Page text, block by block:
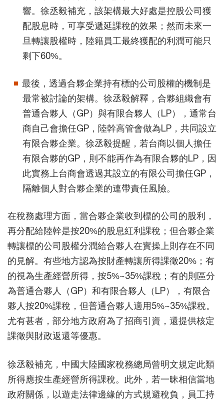
響。徐丞毅補充，該架構最大好處是控股公司獲
配股息時，可享受遞延課稅的效果；然而未來一
旦轉讓股權時，陸籍員工最終獲配的利潤可能只
剩下60%。
最後，透過合夥企業持有標的公司股權的機制是
最常被討論的架構。徐丞毅解釋，合夥組織會有
普通合夥人（GP）與有限合夥人（LP），通常台
商自己會擔任GP，陸幹高管會做為LP，共同設立
有限合夥企業。徐丞毅提醒，若台商以個人擔任
有限合夥的GP，則不能再作為有限合夥的LP，因
此實務上台商會透過其設立的有限公司擔任GP，
隔離個人對合夥企業的連帶責任風險。
在稅務處理方面，當合夥企業收到標的公司的股利，
再分配給陸幹是按20%的股息紅利課稅；但合夥企業
轉讓標的公司股權分潤給合夥人在實操上則存在不同
的見解。有些地方認為按財產轉讓所得課徵20%；有
的視為生產經營所得，按5%~35%課稅；有的則區分
為普通合夥人（GP）和有限合夥人（LP），有限合
夥人按20%課稅，但普通合夥人適用5%~35%課稅。
尤有甚者，部分地方政府為了招商引資，還提供核定
課徵與財政返還等優惠。
徐丞毅補充，中國大陸國家稅務總局曾明文規定此類
所得應按生產經營所得課稅。此外，若一昧相信當地
政府關係，以遊走法律邊緣的方式規避稅負，員工持